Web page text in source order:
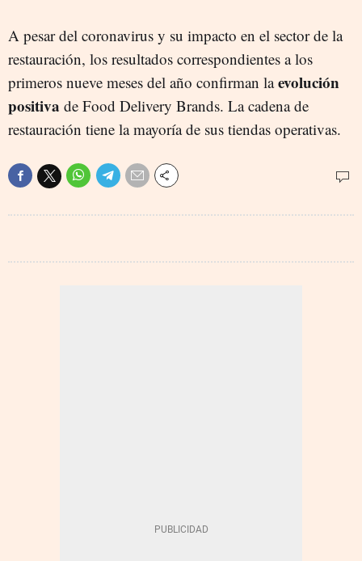
A pesar del coronavirus y su impacto en el sector de la
restauración, los resultados correspondientes a los
primeros nueve meses del año confirman laevolución
positiva de Food Delivery Brands. La cadena de
restauración tiene la mayoría de sus tiendas operativas.